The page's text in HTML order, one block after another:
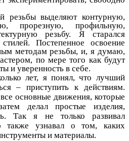
резьбы выделяют контурную,
прорезную, профильную,
резьбу. Я старался
Постепенное освоение
методам резьбы, и, я думаю,
по мере того как будут
и уверенность в себе.
лет, я понял, что лучший
– приступить к действиям.
основные движения, которые
делал простые изделия,
Так я не только развивал
также узнавал о том, каких
и материалы.